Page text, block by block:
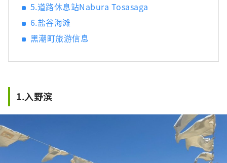
5.道路休息站Nabura Tosasaga
6.盐谷海滩
黑潮町旅游信息
1.入野滨